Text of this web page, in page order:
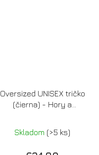
Oversized UNISEX tričko
(čierna) - Hory a
Skladom (>5 ks)